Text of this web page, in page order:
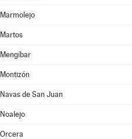
Marmolejo
Martos
Mengíbar
Montizón
Navas de San Juan
Noalejo
Orcera